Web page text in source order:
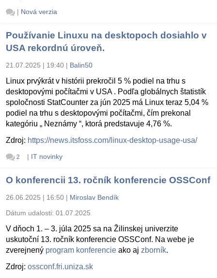
| Nová verzia
Používanie Linuxu na desktopoch dosiahlo v
USA rekordnú úroveň.
21.07.2025 | 19:40 | Balin50
Linux prvýkrát v histórii prekročil 5 % podiel na trhu s
desktopovými počítačmi v USA . Podľa globálnych štatistík
spoločnosti StatCounter za jún 2025 má Linux teraz 5,04 %
podiel na trhu s desktopovými počítačmi, čím prekonal
kategóriu „ Neznámy “, ktorá predstavuje 4,76 %.
Zdroj: https://news.itsfoss.com/linux-desktop-usage-usa/
2 | IT novinky
O konferencii 13. ročník konferencie OSSConf
26.06.2025 | 16:50 | Miroslav Bendík
Dátum udalosti: 01.07.2025
V dňoch 1. – 3. júla 2025 sa na Žilinskej univerzite
uskutoční 13. ročník konferencie OSSConf. Na webe je
zverejnený program konferencie ako aj zborník.
Zdroj: ossconf.fri.uniza.sk